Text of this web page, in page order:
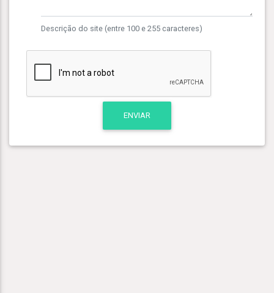
Descrição do site (entre 100 e 255 caracteres)
ENVIAR